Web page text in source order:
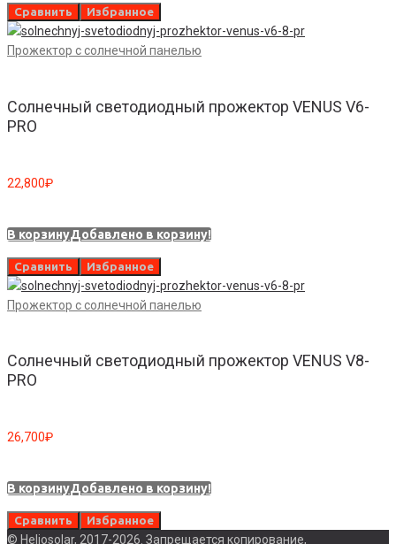
Сравнить Избранное
Прожектор с солнечной панелью
Солнечный светодиодный прожектор VENUS V6-
PRO
22,800₽
В корзинуДобавлено в корзину!
Сравнить Избранное
Прожектор с солнечной панелью
Солнечный светодиодный прожектор VENUS V8-
PRO
26,700₽
В корзинуДобавлено в корзину!
Сравнить Избранное
© Heliosolar, 2017-2026. Запрещается копирование,